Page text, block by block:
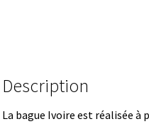
Description
La bague Ivoire est réalisée